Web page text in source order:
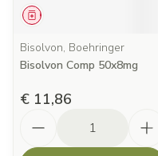
Geneesmiddel
Bisolvon, Boehringer
Bisolvon Comp 50x8mg
€ 11,86